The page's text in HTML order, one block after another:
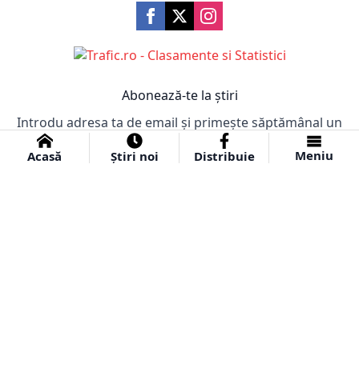
Acasă Știri noi Distribuie Meniu
Abonează-te la știri
Introdu adresa ta de email și primește săptămânal un
email cu cele mai importante știri!